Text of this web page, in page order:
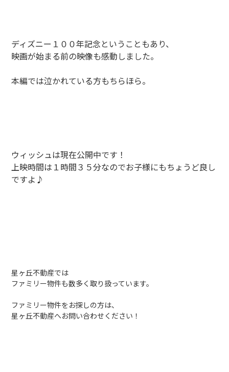
ディズニー１００年記念ということもあり、
映画が始まる前の映像も感動しました。
本編では泣かれている方もちらほら。
ウィッシュは現在公開中です！
上映時間は１時間３５分なのでお子様にもちょうど良し
ですよ♪
星ヶ丘不動産では
ファミリー物件も数多く取り扱っています。
ファミリー物件をお探しの方は、
星ヶ丘不動産へお問い合わせください！